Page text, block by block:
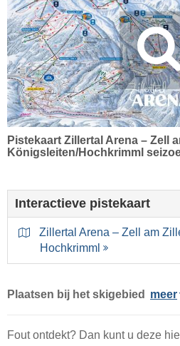
Pistekaart Zillertal Arena – Zell
Königsleiten/​Hochkrimml
Interactieve pistekaart
Zillertal Arena – Zell am
Hochkrimml
Plaatsen bij het skigebied meer
Fout ontdekt? Dan kunt u deze